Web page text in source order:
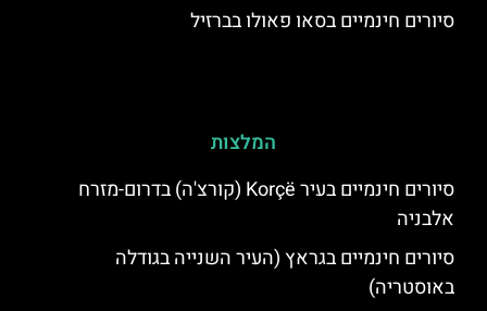
סיורים חינמיים בסאו פאולו בברזיל
המלצות
סיורים חינמיים בעיר Korçë (קורצ'ה) בדרום-מזרח
אלבניה
סיורים חינמיים בגראץ (העיר השנייה בגודלה
באוסטריה)